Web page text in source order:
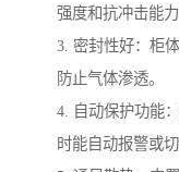
强度和抗冲击能力
3. 密封性好：柜
防止气体渗透。
4. 自动保护功能
时能自动报警或切